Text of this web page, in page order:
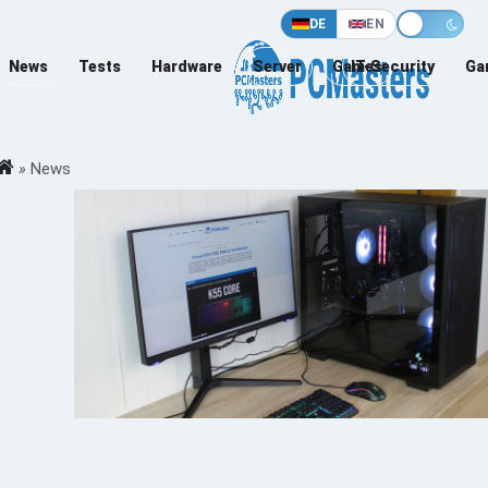
DE EN
News Tests Hardware Server Games
IT-Security
» News